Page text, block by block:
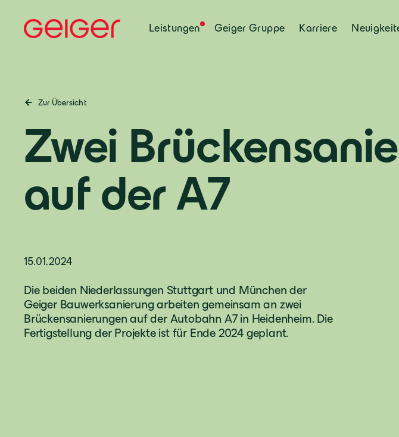
Leistungen Geiger Gruppe Karriere
Zur Übersicht
Zwei
auf der A7
15.01.2024
Die beiden Niederlassungen Stuttgart und München der
Geiger Bauwerksanierung arbeiten gemeinsam an zwei
Brückensanierungen auf der Autobahn A7 in Heidenheim. Die
Fertigstellung der Projekte ist für Ende 2024 geplant.